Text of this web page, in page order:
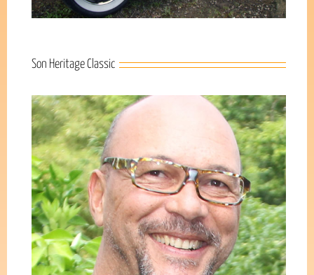
Son Heritage Classic